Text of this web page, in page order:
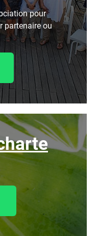
pour
partenaire ou